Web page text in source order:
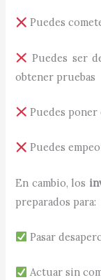
Puedes
Puedes ser
obtener pruebas
Puedes
Puedes
En cambio, los
preparados para:
Pasar
Actuar sin